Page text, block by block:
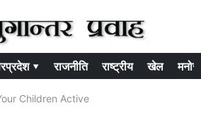
▾ राजनीति राष्ट्रीय खेल
Children Active